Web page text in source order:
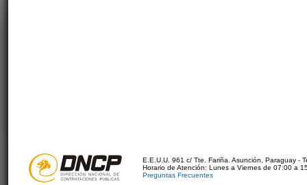
E.E.U.U. 961 c/ Tte. Fariña. Asunción, Paraguay -
Horario de Atención: Lunes a Viernes de 07:00 a
Preguntas Frecuentes